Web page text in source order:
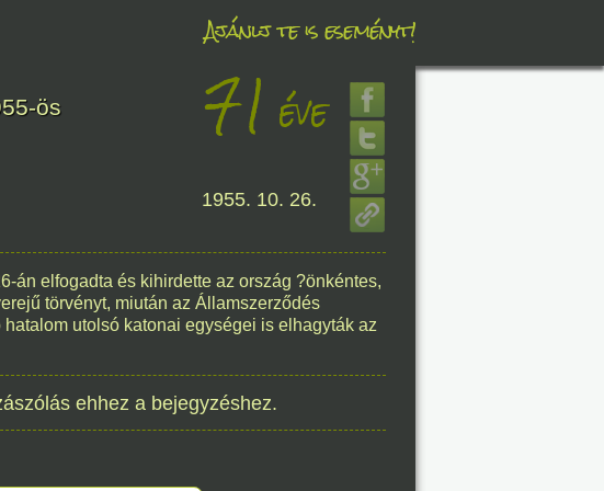
Ajánlj te is eseményt!
201éve
150éve
ös
71 éve
1955. 10. 26.
án elfogadta és kihirdette az ország ?önkéntes,
törvényt, miután az Államszerződés
utolsó katonai egységei is elhagyták az
ehhez a bejegyzéshez.